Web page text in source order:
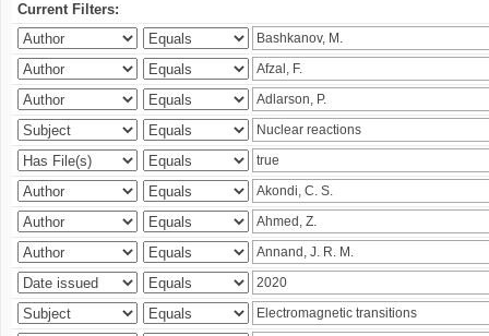
Current Filters: